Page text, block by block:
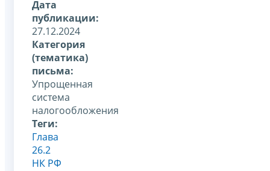
Дата
публикации:
27.12.2024
Категория
(тематика)
письма:
Упрощенная
система
налогообложения
Теги:
Глава
26.2
НК РФ